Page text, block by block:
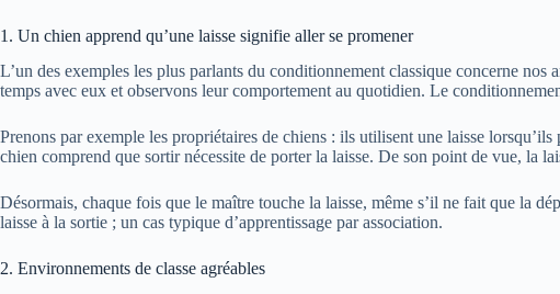
1. Un chien apprend qu’une laisse signifie aller se promener
L’un des exemples les plus parlants du conditionnement classique concerne nos
temps avec eux et observons leur comportement au quotidien. Le
Prenons par exemple les propriétaires de chiens : ils utilisent une laisse
chien comprend que sortir nécessite de porter la laisse. De son point de vue, la
Désormais, chaque fois que le maître touche la laisse, même s’il ne fait que la
laisse à la sortie ; un cas typique d’apprentissage par association.
2. Environnements de classe agréables